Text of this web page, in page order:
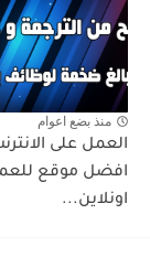
منذ بضع اعوام
العمل على
اونلاين...